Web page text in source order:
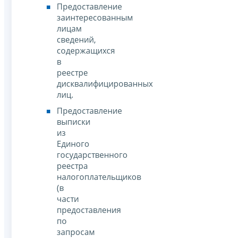
Предоставление
заинтересованным
лицам
сведений,
содержащихся
в
реестре
дисквалифицированных
лиц.
Предоставление
выписки
из
Единого
государственного
реестра
налогоплательщиков
(в
части
предоставления
по
запросам